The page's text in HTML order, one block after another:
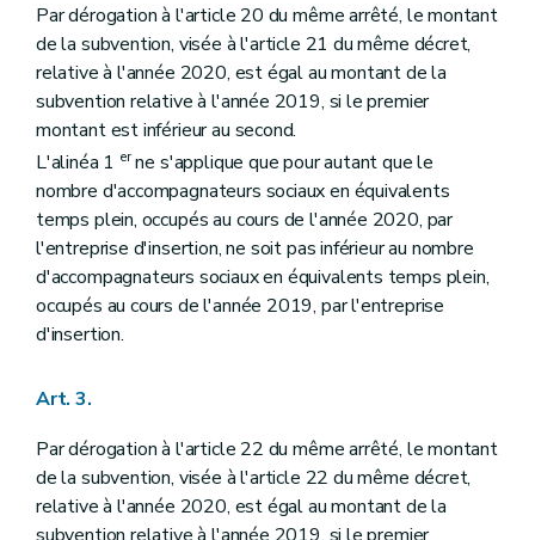
Par dérogation à l'article 20 du même arrêté, le montant
de la subvention, visée à l'article 21 du même décret,
relative à l'année 2020, est égal au montant de la
subvention relative à l'année 2019, si le premier
montant est inférieur au second.
L'alinéa 1 erne s'applique que pour autant que le
nombre d'accompagnateurs sociaux en équivalents
temps plein, occupés au cours de l'année 2020, par
l'entreprise d'insertion, ne soit pas inférieur au nombre
d'accompagnateurs sociaux en équivalents temps plein,
occupés au cours de l'année 2019, par l'entreprise
d'insertion.
Art. 3.
Par dérogation à l'article 22 du même arrêté, le montant
de la subvention, visée à l'article 22 du même décret,
relative à l'année 2020, est égal au montant de la